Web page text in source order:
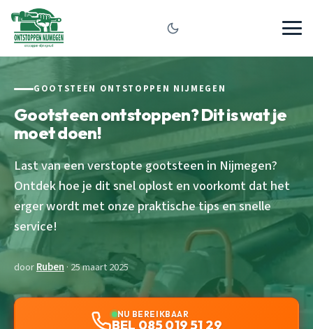
GOOTSTEEN ONTSTOPPEN NIJMEGEN
Gootsteen ontstoppen? Dit is wat je
moet doen!
Last van een verstopte gootsteen in Nijmegen?
Ontdek hoe je dit snel oplost en voorkomt dat het
erger wordt met onze praktische tips en snelle
service!
doorRuben· 25 maart 2025
NU BEREIKBAAR
BEL 085 019 51 29